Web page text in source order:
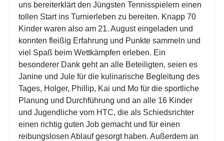
uns bereiterklärt den Jüngsten Tennisspielern einen
tollen Start ins Turnierleben zu bereiten. Knapp 70
Kinder waren also am 21. August eingeladen und
konnten fleißig Erfahrung und Punkte sammeln und
viel Spaß beim Wettkämpfen erleben. Ein
besonderer Dank geht an alle Beteiligten, seien es
Janine und Jule für die kulinarische Begleitung des
Tages, Holger, Phillip, Kai und Mo für die sportliche
Planung und Durchführung und an alle 16 Kinder
und Jugendliche vom HTC, die als Schiedsrichter
einen richtig guten Job gemacht und für einen
reibungslosen Ablauf gesorgt haben. Außerdem an